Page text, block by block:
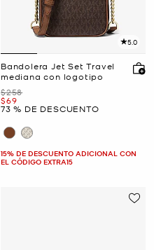
5.0
Bandolera Jet Set Travel
mediana con logotipo
Era
$258
Ahora
$69
73 % DE DESCUENTO
15% DE DESCUENTO ADICIONAL CON
EL CÓDIGO EXTRA15